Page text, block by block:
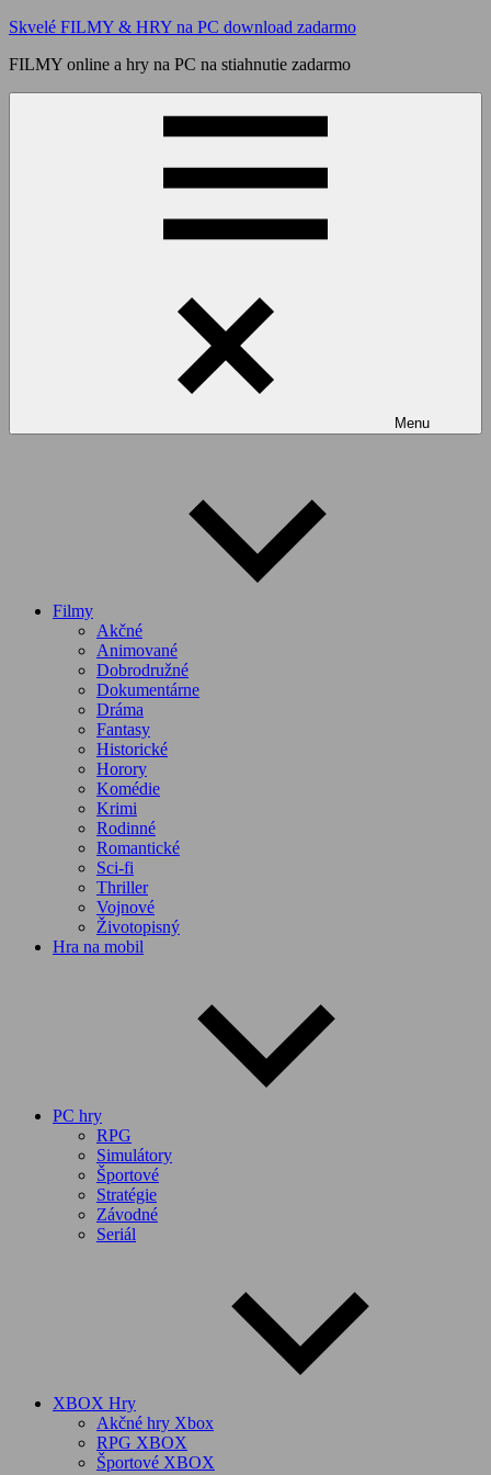
Skip
content
Skvelé FILMY & HRY na PC download zadarmo
FILMY online a hry na PC na stiahnutie zadarmo
Menu
Filmy
Akčné
Animované
Dobrodružné
Dokumentárne
Dráma
Fantasy
Historické
Horory
Komédie
Krimi
Rodinné
Romantické
Sci-fi
Thriller
Vojnové
Životopisný
Hra na mobil
PC hry
RPG
Simulátory
Športové
Stratégie
Závodné
Seriál
XBOX Hry
Akčné hry Xbox
RPG XBOX
Športové XBOX